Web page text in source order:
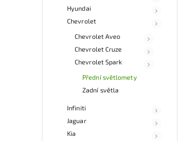
Hyundai
Chevrolet
Chevrolet Aveo
Chevrolet Cruze
Chevrolet Spark
Přední světlomety
Zadní světla
Infiniti
Jaguar
Kia